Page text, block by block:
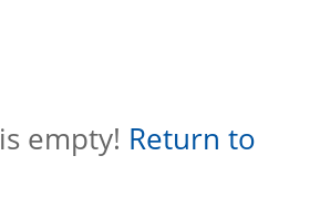
empty! Return to